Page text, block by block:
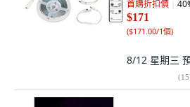
首購折扣價 40
$171
($171.00/1個)
8/12 星期三
(15